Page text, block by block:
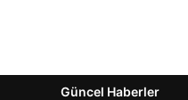
Güncel Haberler